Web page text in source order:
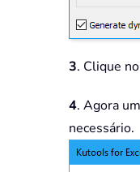
3. Clique
4. Agora
necessário.